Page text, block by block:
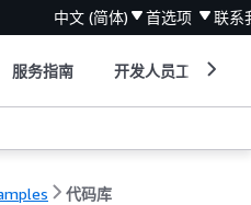
中文 (简体) 首选项 联系
服务指南 开发人员工具
代码库